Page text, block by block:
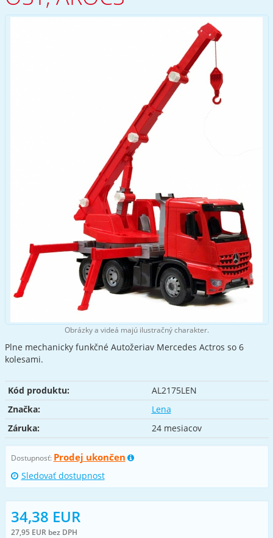
Obrázky a videá majú ilustračný charakter.
Plne mechanicky funkčné Autožeriav Mercedes Actros so 6
kolesami.
Kód produktu:
AL2175LEN
Značka:
Lena
Záruka:
24 mesiacov
Dostupnosť: Prodej ukončen
Sledovať dostupnost
34,38 EUR
27,95 EUR bez DPH